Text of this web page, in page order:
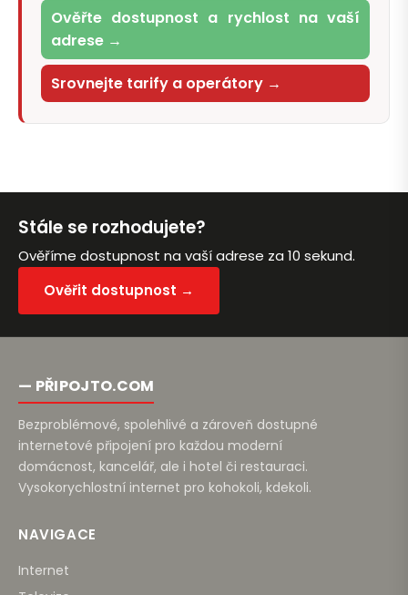
Ověřte dostupnost a rychlost na vaší
adrese →
Srovnejte tarify a operátory →
Stále se rozhodujete?
Ověříme dostupnost na vaší adrese za 10 sekund.
Ověřit dostupnost →
— PŘIPOJTO.COM
Bezproblémové, spolehlivé a zároveň dostupné
internetové připojení pro každou moderní
domácnost, kancelář, ale i hotel či restauraci.
Vysokorychlostní internet pro kohokoli, kdekoli.
NAVIGACE
Internet